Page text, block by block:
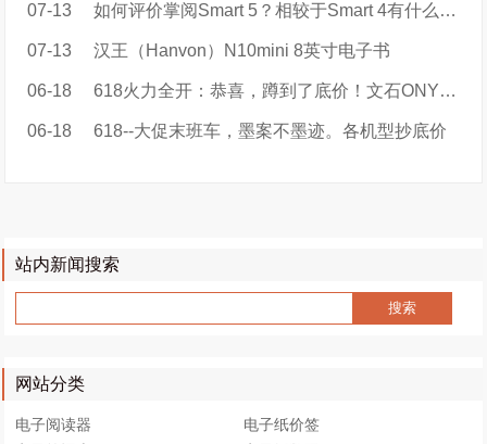
07-13 如何评价掌阅Smart 5？相较于Smart 4有什么区别？值得大家购买吗？
07-13 汉王（Hanvon）N10mini 8英寸电子书
06-18 618火力全开：恭喜，蹲到了底价！文石ONYX BOOX品牌特价
06-18 618--大促末班车，墨案不墨迹。各机型抄底价
站内新闻搜索
网站分类
电子阅读器
电子纸价签